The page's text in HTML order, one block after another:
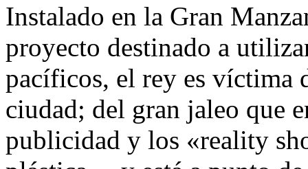
Instalado en la Gran
proyecto destinado a
pacíficos, el rey es víctima
ciudad; del gran jaleo que
publicidad y los «reality